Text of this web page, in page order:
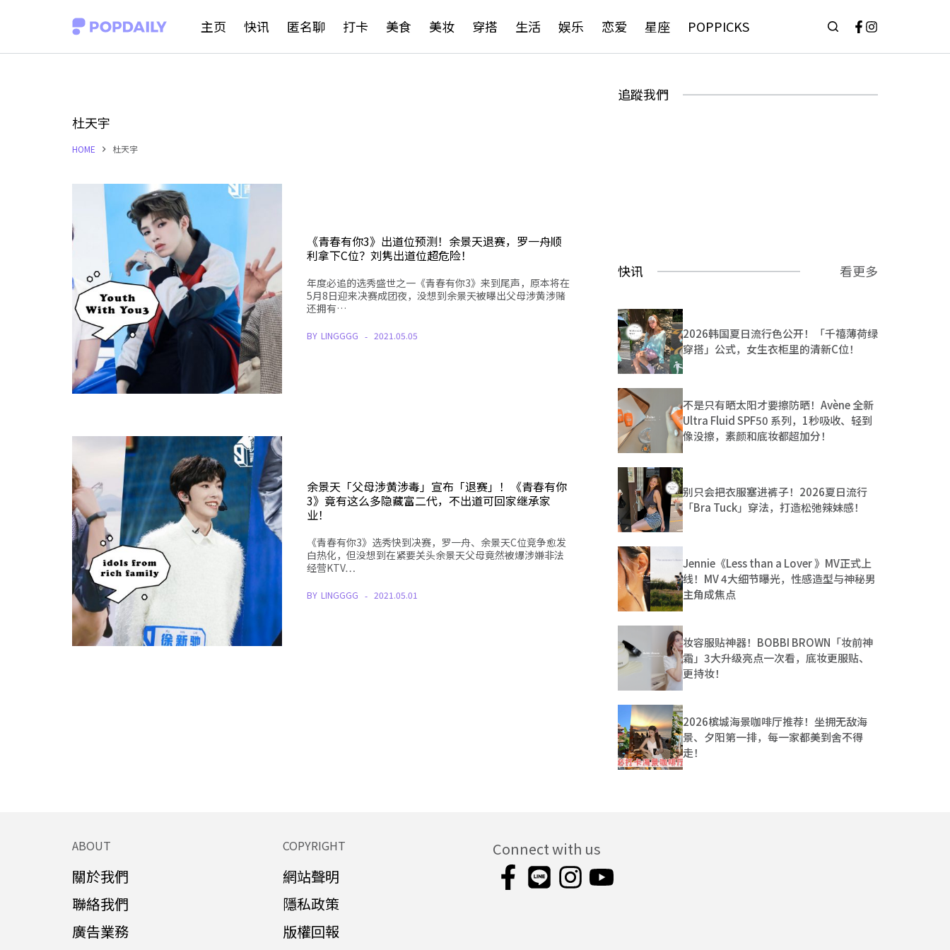
主页 快讯 匿名聊 打卡 美食 美妆 穿搭 生活 娱乐 恋爱 星座 POPPICKS
杜天宇
HOME 杜天宇
《青春有你3》出道位预测！余景天退赛，罗一舟顺
利拿下C位？刘隽出道位超危险！
年度必追的选秀盛世之一《青春有你3》来到尾声，原本将在
5月8日迎来决赛成团夜，没想到余景天被曝出父母涉黄涉赌
还拥有…
BY LINGGGG 2021.05.05
余景天「父母涉黄涉毒」宣布「退赛」！《青春有你
3》竟有这么多隐藏富二代，不出道可回家继承家
业！
《青春有你3》选秀快到决赛，罗一舟、余景天C位竞争愈发
白热化，但没想到在紧要关头余景天父母竟然被爆涉嫌非法
经营KTV…
BY LINGGGG 2021.05.01
追蹤我們
快讯 看更多
2026韩国夏日流行色公开！「千禧薄荷绿
穿搭」公式，女生衣柜里的清新C位！
不是只有晒太阳才要擦防晒！Avène 全新
Ultra Fluid SPF50 系列，1秒吸收、轻到
像没擦，素颜和底妆都超加分！
别只会把衣服塞进裤子！2026夏日流行
「Bra Tuck」穿法，打造松弛辣妹感！
Jennie《Less than a Lover 》MV正式上
线！MV 4大细节曝光，性感造型与神秘男
主角成焦点
妆容服贴神器！BOBBI BROWN「妆前神
霜」3大升级亮点一次看，底妆更服贴、
更持妆！
2026槟城海景咖啡厅推荐！坐拥无敌海
景、夕阳第一排，每一家都美到舍不得
走！
ABOUT
關於我們
聯絡我們
廣告業務
COPYRIGHT
網站聲明
隱私政策
版權回報
Connect with us